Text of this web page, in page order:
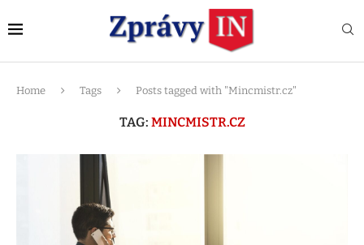
Home Tags Posts tagged with "Mincmistr.cz"
TAG: MINCMISTR.CZ